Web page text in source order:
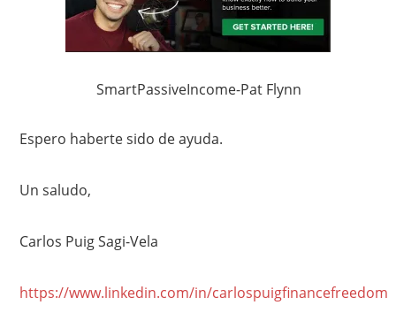
SmartPassiveIncome-Pat Flynn
Espero haberte sido de ayuda.
Un saludo,
Carlos Puig Sagi-Vela
https://www.linkedin.com/in/carlospuigfinancefreedom